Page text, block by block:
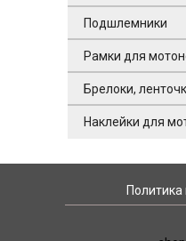
Подшлемники
Рамки для
Брелоки,
Наклейки для